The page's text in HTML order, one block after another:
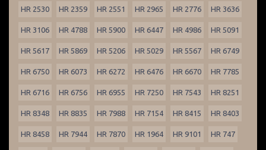
HR 2530 HR 2359 HR 2551 HR 2965 HR 2776 HR 3636
HR 3106 HR 4788 HR 5900 HR 6447 HR 4986 HR 5091
HR 5617 HR 5869 HR 5206 HR 5029 HR 5567 HR 6749
HR 6750 HR 6073 HR 6272 HR 6476 HR 6670 HR 7785
HR 6716 HR 6756 HR 6955 HR 7250 HR 7543 HR 8251
HR 8348 HR 8835 HR 7988 HR 7154 HR 8415 HR 8403
HR 8458 HR 7944 HR 7870 HR 1964 HR 9101 HR 747